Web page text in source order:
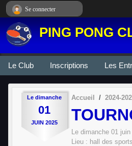
PING PONG
Le Club Inscriptions Les
Le dimanche
01
JUIN 2025
Accueil 2024-
Le dimanche 01 juin
Lieu : hall des
Se connecter
Panneau de gestion des cookies